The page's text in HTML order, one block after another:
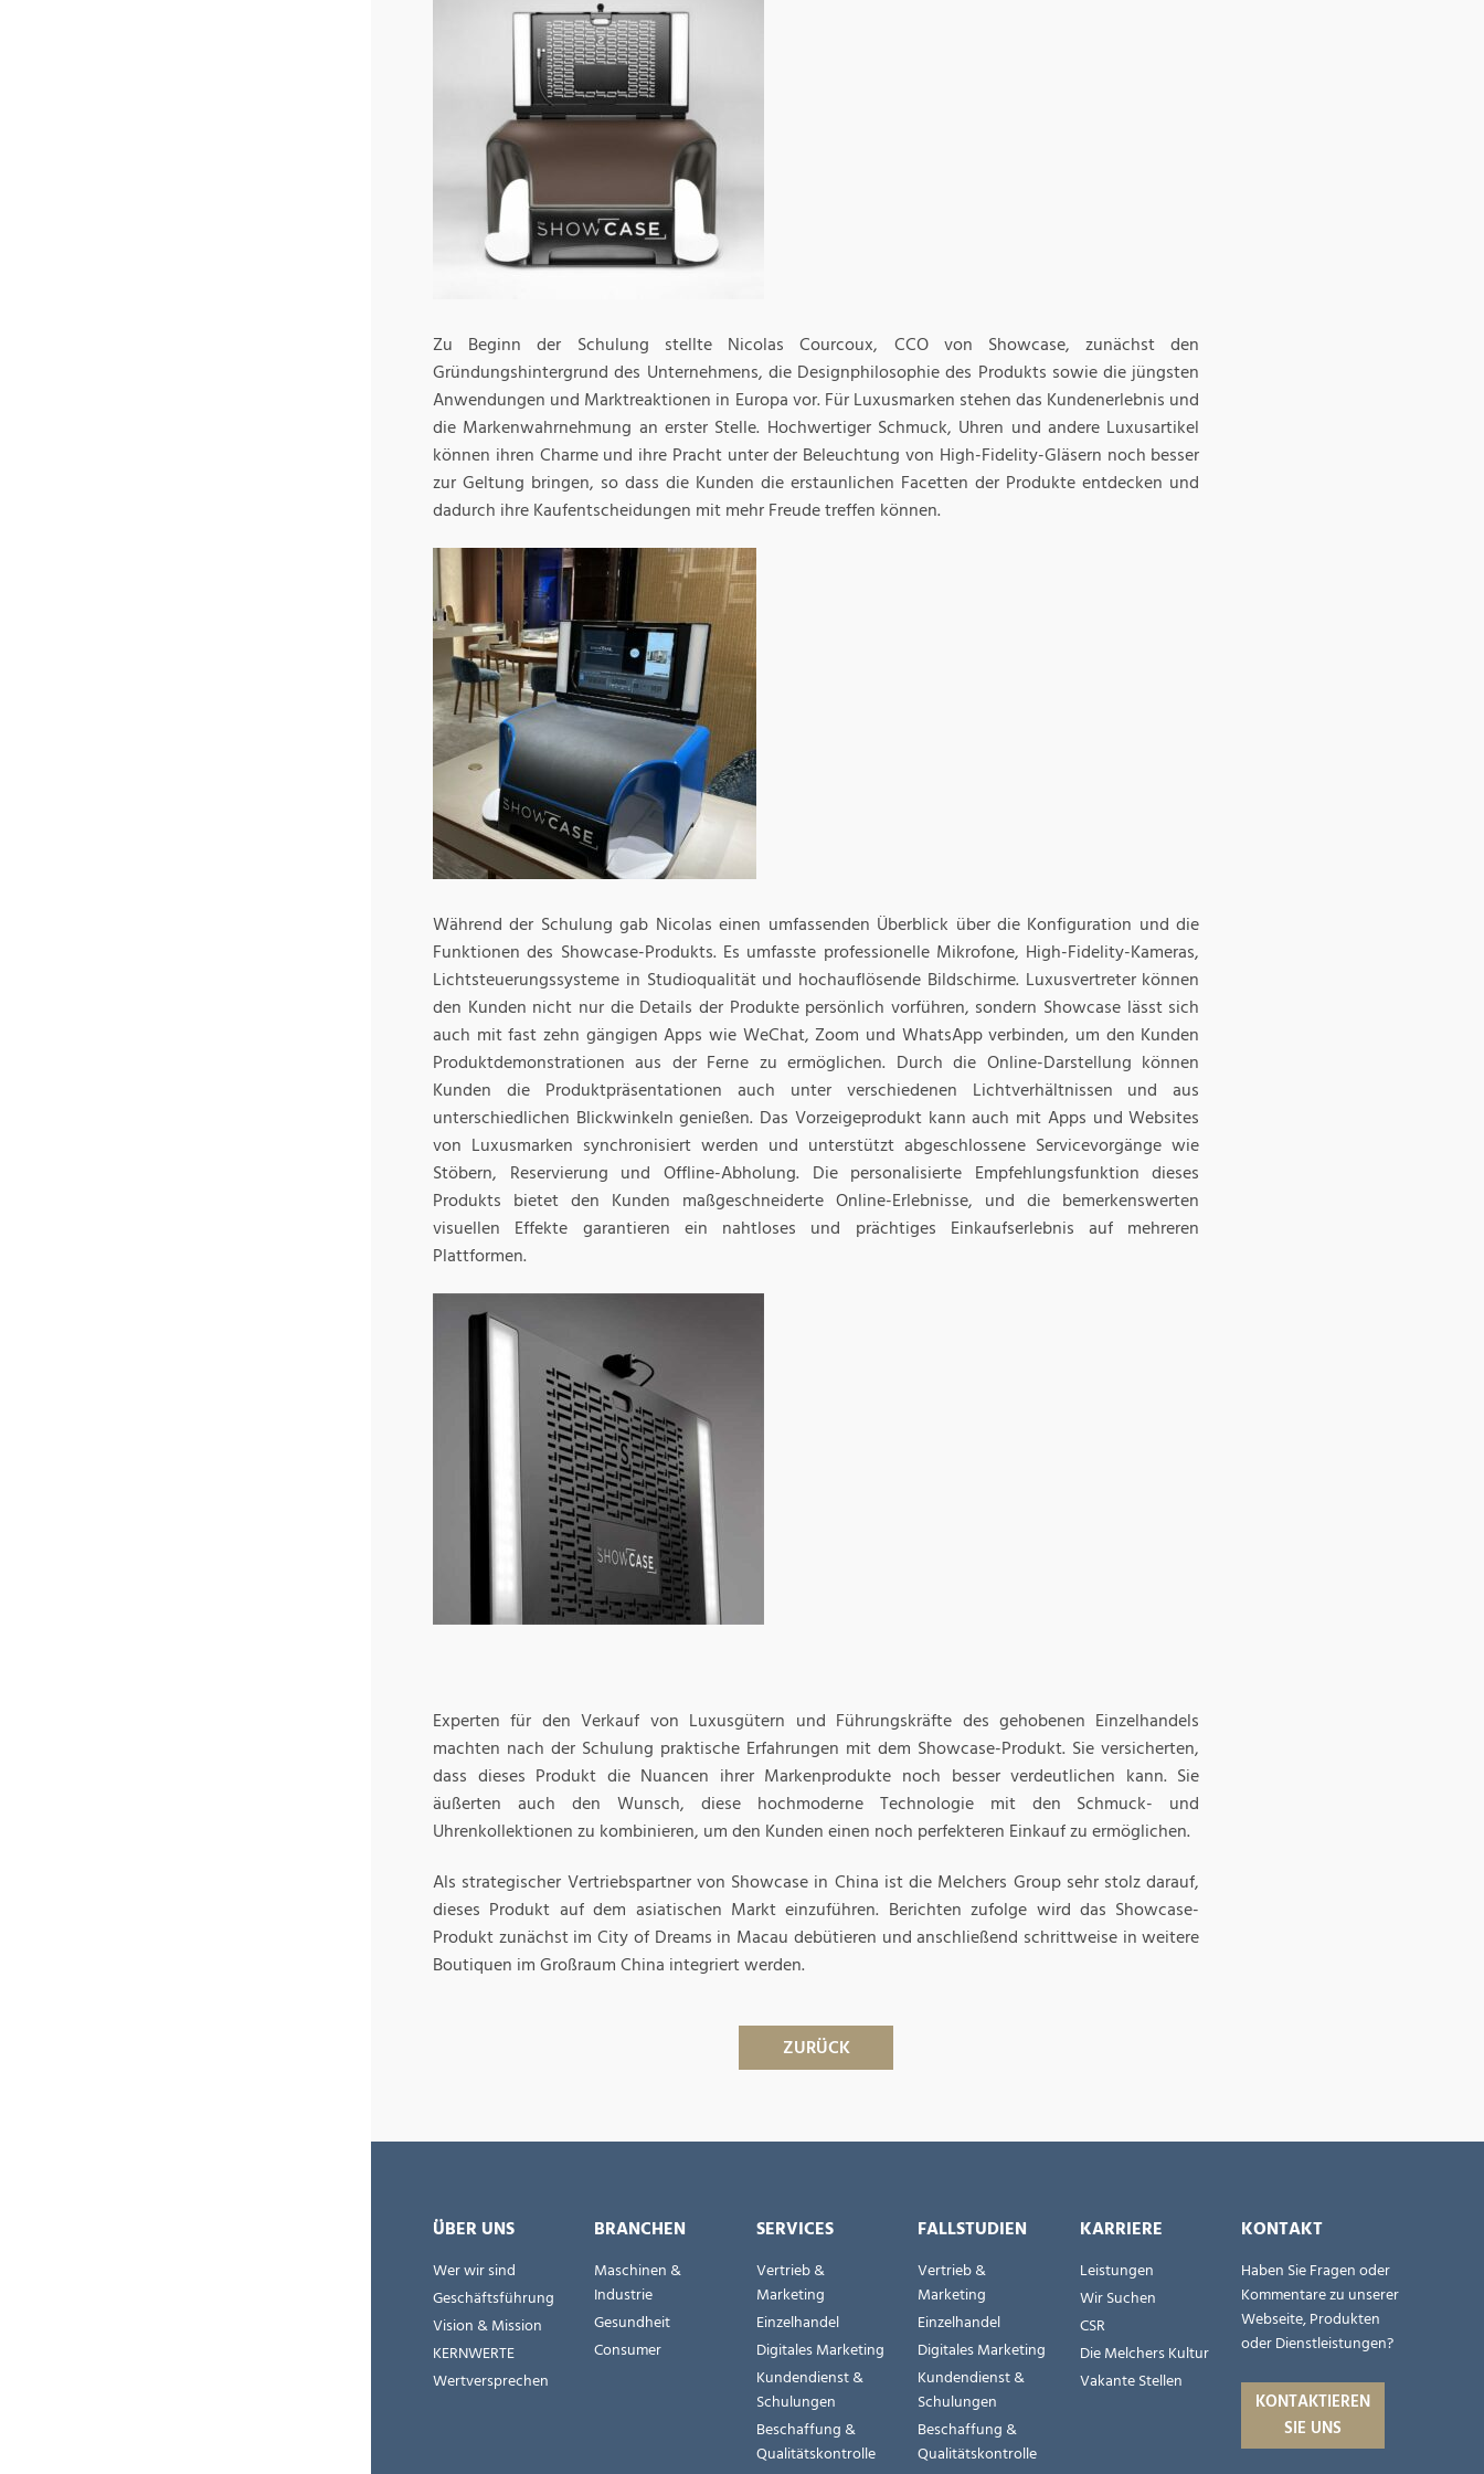
Zu Beginn der Schulung stellte Nicolas Courcoux, CCO von Showcase, zunächst den
Gründungshintergrund des Unternehmens, die Designphilosophie des Produkts sowie die jüngsten
Anwendungen und Marktreaktionen in Europa vor. Für Luxusmarken stehen das Kundenerlebnis und
die Markenwahrnehmung an erster Stelle. Hochwertiger Schmuck, Uhren und andere Luxusartikel
können ihren Charme und ihre Pracht unter der Beleuchtung von High-Fidelity-Gläsern noch besser
zur Geltung bringen, so dass die Kunden die erstaunlichen Facetten der Produkte entdecken und
dadurch ihre Kaufentscheidungen mit mehr Freude treffen können.
Während der Schulung gab Nicolas einen umfassenden Überblick über die Konfiguration und die
Funktionen des Showcase-Produkts. Es umfasste professionelle Mikrofone, High-Fidelity-Kameras,
Lichtsteuerungssysteme in Studioqualität und hochauflösende Bildschirme. Luxusvertreter können
den Kunden nicht nur die Details der Produkte persönlich vorführen, sondern Showcase lässt sich
auch mit fast zehn gängigen Apps wie WeChat, Zoom und WhatsApp verbinden, um den Kunden
Produktdemonstrationen aus der Ferne zu ermöglichen. Durch die Online-Darstellung können
Kunden die Produktpräsentationen auch unter verschiedenen Lichtverhältnissen und aus
unterschiedlichen Blickwinkeln genießen. Das Vorzeigeprodukt kann auch mit Apps und Websites
von Luxusmarken synchronisiert werden und unterstützt abgeschlossene Servicevorgänge wie
Stöbern, Reservierung und Offline-Abholung. Die personalisierte Empfehlungsfunktion dieses
Produkts bietet den Kunden maßgeschneiderte Online-Erlebnisse, und die bemerkenswerten
visuellen Effekte garantieren ein nahtloses und prächtiges Einkaufserlebnis auf mehreren
Plattformen.
Experten für den Verkauf von Luxusgütern und Führungskräfte des gehobenen Einzelhandels
machten nach der Schulung praktische Erfahrungen mit dem Showcase-Produkt. Sie versicherten,
dass dieses Produkt die Nuancen ihrer Markenprodukte noch besser verdeutlichen kann. Sie
äußerten auch den Wunsch, diese hochmoderne Technologie mit den Schmuck- und
Uhrenkollektionen zu kombinieren, um den Kunden einen noch perfekteren Einkauf zu ermöglichen.
Als strategischer Vertriebspartner von Showcase in China ist die Melchers Group sehr stolz darauf,
dieses Produkt auf dem asiatischen Markt einzuführen. Berichten zufolge wird das Showcase-
Produkt zunächst im City of Dreams in Macau debütieren und anschließend schrittweise in weitere
Boutiquen im Großraum China integriert werden.
ZURÜCK
ÜBER UNS
Wer wir sind
Geschäftsführung
Vision & Mission
KERNWERTE
Wertversprechen
BRANCHEN
Maschinen &
Industrie
Gesundheit
Consumer
SERVICES
Vertrieb &
Marketing
Einzelhandel
Digitales Marketing
Kundendienst &
Schulungen
Beschaffung &
Qualitätskontrolle
FALLSTUDIEN
Vertrieb &
Marketing
Einzelhandel
Digitales Marketing
Kundendienst &
Schulungen
Beschaffung &
Qualitätskontrolle
KARRIERE
Leistungen
Wir Suchen
CSR
Die Melchers Kultur
Vakante Stellen
KONTAKT
Haben Sie Fragen oder
Kommentare zu unserer
Webseite, Produkten
oder Dienstleistungen?
KONTAKTIEREN
SIE UNS